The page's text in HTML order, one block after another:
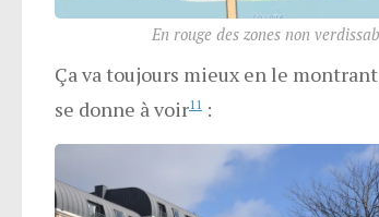
En rouge des zones non
Ça va toujours mieux en le
se donne à voir11 :